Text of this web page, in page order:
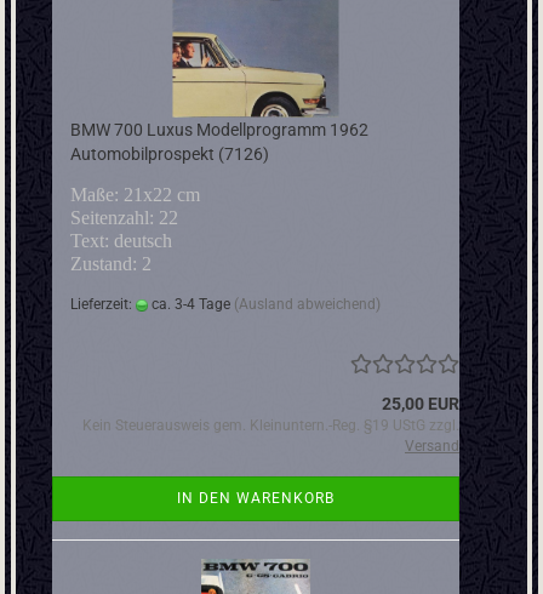
BMW 700 Luxus Modellprogramm 1962
Automobilprospekt (7126)
Maße: 21x22 cm
Seitenzahl: 22
Text: deutsch
Zustand: 2
Lieferzeit: ca. 3-4 Tage (Ausland abweichend)
25,00 EUR
Kein Steuerausweis gem. Kleinuntern.-Reg. §19 UStG zzgl.
Versand
IN DEN WARENKORB